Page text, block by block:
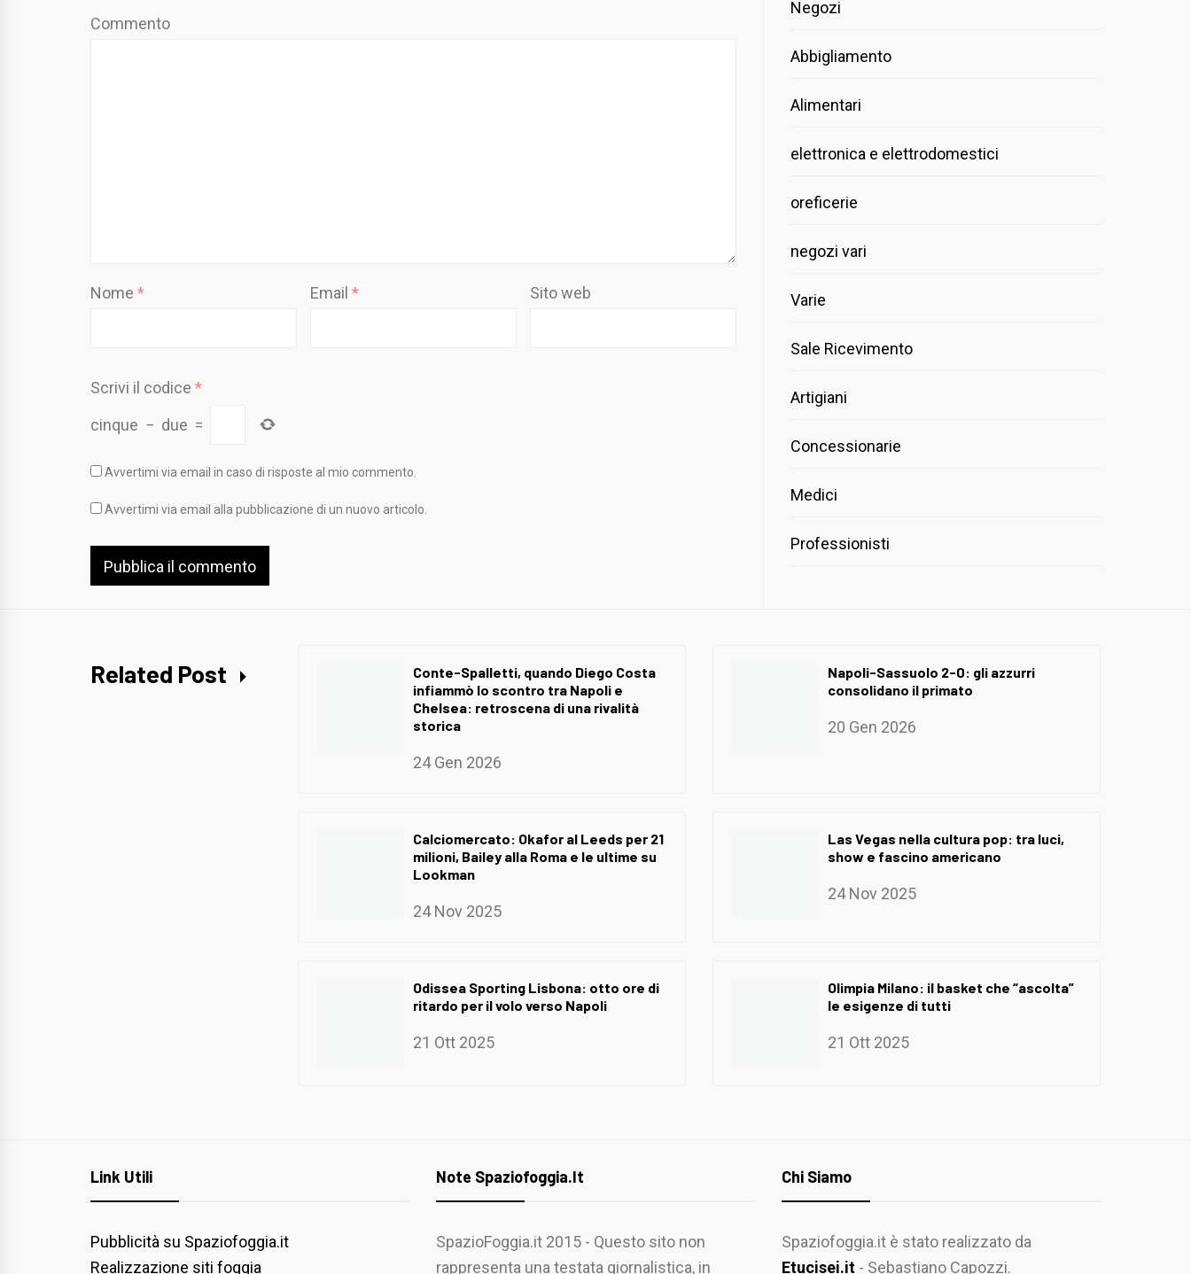
Commento
Nome * Email * Sito web
Scrivi il codice *
cinque − due =
Avvertimi via email in caso di risposte al mio commento.
Avvertimi via email alla pubblicazione di un nuovo articolo.
Negozi
Abbigliamento
Alimentari
elettronica e elettrodomestici
oreficerie
negozi vari
Varie
Sale Ricevimento
Artigiani
Concessionarie
Medici
Professionisti
Related Post
Conte-Spalletti, quando Diego Costa
infiammò lo scontro tra Napoli e
Chelsea: retroscena di una rivalità
storica
24 Gen 2026
Napoli-Sassuolo 2-0: gli azzurri
consolidano il primato
20 Gen 2026
Calciomercato: Okafor al Leeds per 21
milioni, Bailey alla Roma e le ultime su
Lookman
24 Nov 2025
Las Vegas nella cultura pop: tra luci,
show e fascino americano
24 Nov 2025
Odissea Sporting Lisbona: otto ore di
ritardo per il volo verso Napoli
21 Ott 2025
Olimpia Milano: il basket che “ascolta”
le esigenze di tutti
21 Ott 2025
Link Utili
Pubblicità su Spaziofoggia.it
Realizzazione siti foggia
Note Spaziofoggia.it
SpazioFoggia.it 2015 - Questo sito non
rappresenta una testata giornalistica, in
Chi Siamo
Spaziofoggia.it è stato realizzato da
Etucisei.it - Sebastiano Capozzi.